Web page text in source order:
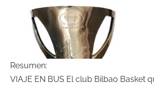
Resumen:
VIAJE EN BUS El club Bilbao Basket